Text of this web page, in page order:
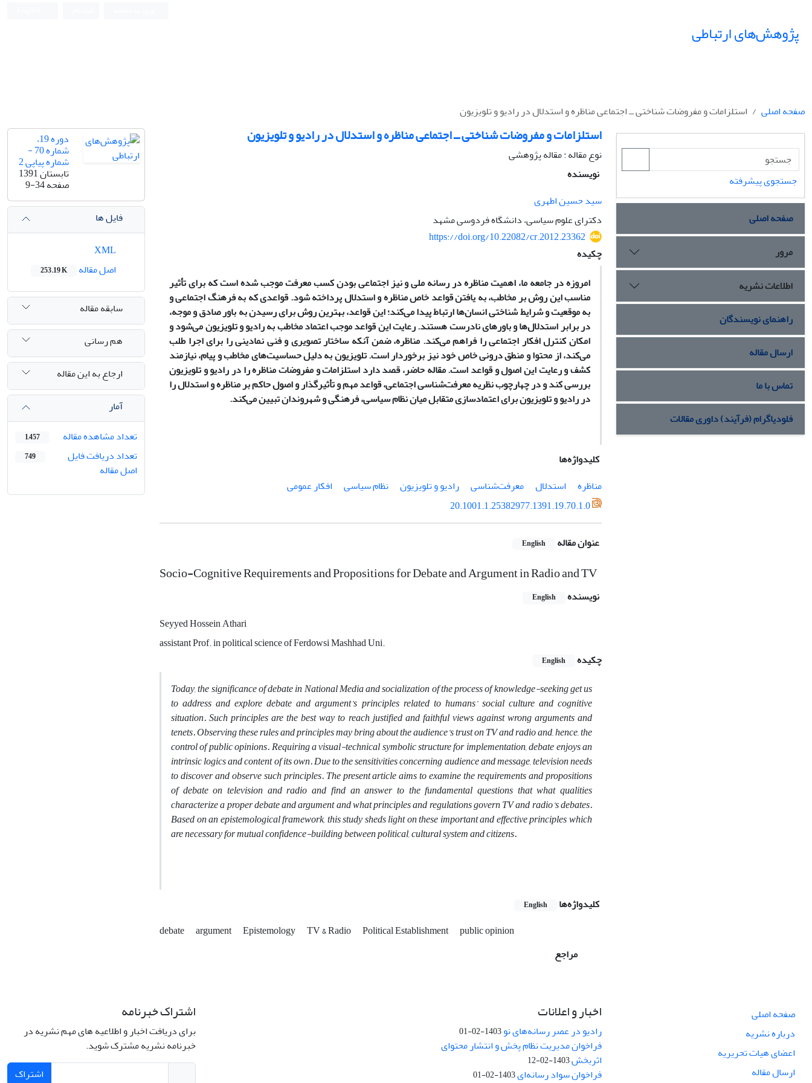
پژوهش‌های ارتباطی
صفحه اصلی استلزامات و مفروضات شناختی ــ اجتماعی مناظره و استدلال در رادیو و تلویزیون
استلزامات و مفروضات شناختی ــ اجتماعی مناظره و استدلال در رادیو و تلویزیون
نوع مقاله : مقاله پژوهشی
نویسنده
سید حسین اطهری
دکترای علوم سیاسی، دانشگاه فردوسی مشهد
https://doi.org/10.22082/cr.2012.23362
چکیده
امروزه در جامعه ما، اهمیت مناظره در رسانه ملی و نیز اجتماعی بودن کسب معرفت موجب شده است که برای تأثیر
مناسب این روش بر مخاطب، به یافتن قواعد خاص مناظره و استدلال پرداخته شود. قواعدی که به فرهنگ اجتماعی و
به موقعیت و شرایط شناختی انسان‌ها ارتباط پیدا می‌کند؛ این قواعد، بهترین روش برای رسیدن به باور صادق و موجه،
در برابر استدلال‌ها و باورهای نادرست هستند. رعایت این قواعد موجب اعتماد مخاطب به رادیو و تلویزیون می‌شود و
امکان کنترل افکار اجتماعی را فراهم می‌کند. مناظره، ضمن آنکه ساختار تصویری و فنی نمادینی را برای اجرا طلب
می‌کند، از محتوا و منطق درونی خاص خود نیز برخوردار است. تلویزیون به دلیل حساسیت‌های مخاطب و پیام، نیازمند
کشف و رعایت این اصول و قواعد است. مقاله حاضر، قصد دارد استلزامات و مفروضات مناظره را در رادیو و تلویزیون
بررسی کند و در چهارچوب نظریه معرفت‌شناسی اجتماعی، قواعد مهم و تأثیرگذار و اصول حاکم بر مناظره و استدلال را
در رادیو و تلویزیون برای اعتماد‌سازی متقابل میان نظام سیاسی، فرهنگی و شهروندان تبیین می‌کند.
کلیدواژه‌ها
مناظره
استدلال معرفت‌شناسی رادیو و تلویزیون نظام سیاسی
افکار عمومی
20.1001.1.25382977.1391.19.70.1.0
عنوان مقاله English
Socio-Cognitive Requirements and Propositions for Debate and Argument in Radio and TV
نویسنده English
Seyyed Hossein Athari
assistant Prof. in political science of Ferdowsi Mashhad Uni.
چکیده
English
Today, the significance of debate in National Media and socialization of the process of knowledge-seeking get us
to address and explore debate and argument’s principles related to humans’ social culture and cognitive
situation. Such principles are the best way to reach justified and faithful views against wrong arguments and
tenets. Observing these rules and principles may bring about the audience’s trust on TV and radio and, hence, the
control of public opinions. Requiring a visual-technical symbolic structure for implementation, debate enjoys an
intrinsic logics and content of its own. Due to the sensitivities concerning audience and message, television needs
to discover and observe such principles. The present article aims to examine the requirements and propositions
of debate on television and radio and find an answer to the fundamental questions that what qualities
characterize a proper debate and argument and what principles and regulations govern TV and radio’s debates.
Based on an epistemological framework, this study sheds light on these important and effective principles which
are necessary for mutual confidence-building between political, cultural system and citizens.
کلیدواژه‌ها English
debate argument Epistemology TV & Radio Political Establishment public opinion
مراجع
دوره 19،
شماره 70 -
شماره پیاپی 2
تابستان 1391
صفحه9-34
فایل ها
اصل مقاله
253.19 K
سابقه مقاله
هم رسانی
ارجاع به این مقاله
آمار
تعداد مشاهده مقاله
1,457
تعداد دریافت فایل
اصل مقاله
749
جستجوی پیشرفته
صفحه اصلی
مرور
اطلاعات نشریه
راهنمای نویسندگان
ارسال مقاله
تماس با ما
فلودیاگرام (فرآیند) داوری مقالات
صفحه اصلی
درباره نشریه
اعضای هیات تحریریه
ارسال مقاله
اخبار و اعلانات
رادیو در عصر رسانه‌های نو1403-02-01
فراخوان مدیریت نظام پخش و انتشار محتوای
اثربخش1403-02-12
فراخوان سواد رسانه‌ای1403-02-01
اشتراک خبرنامه
برای دریافت اخبار و اطلاعیه های مهم نشریه در
خبرنامه نشریه مشترک شوید.
اشتراک